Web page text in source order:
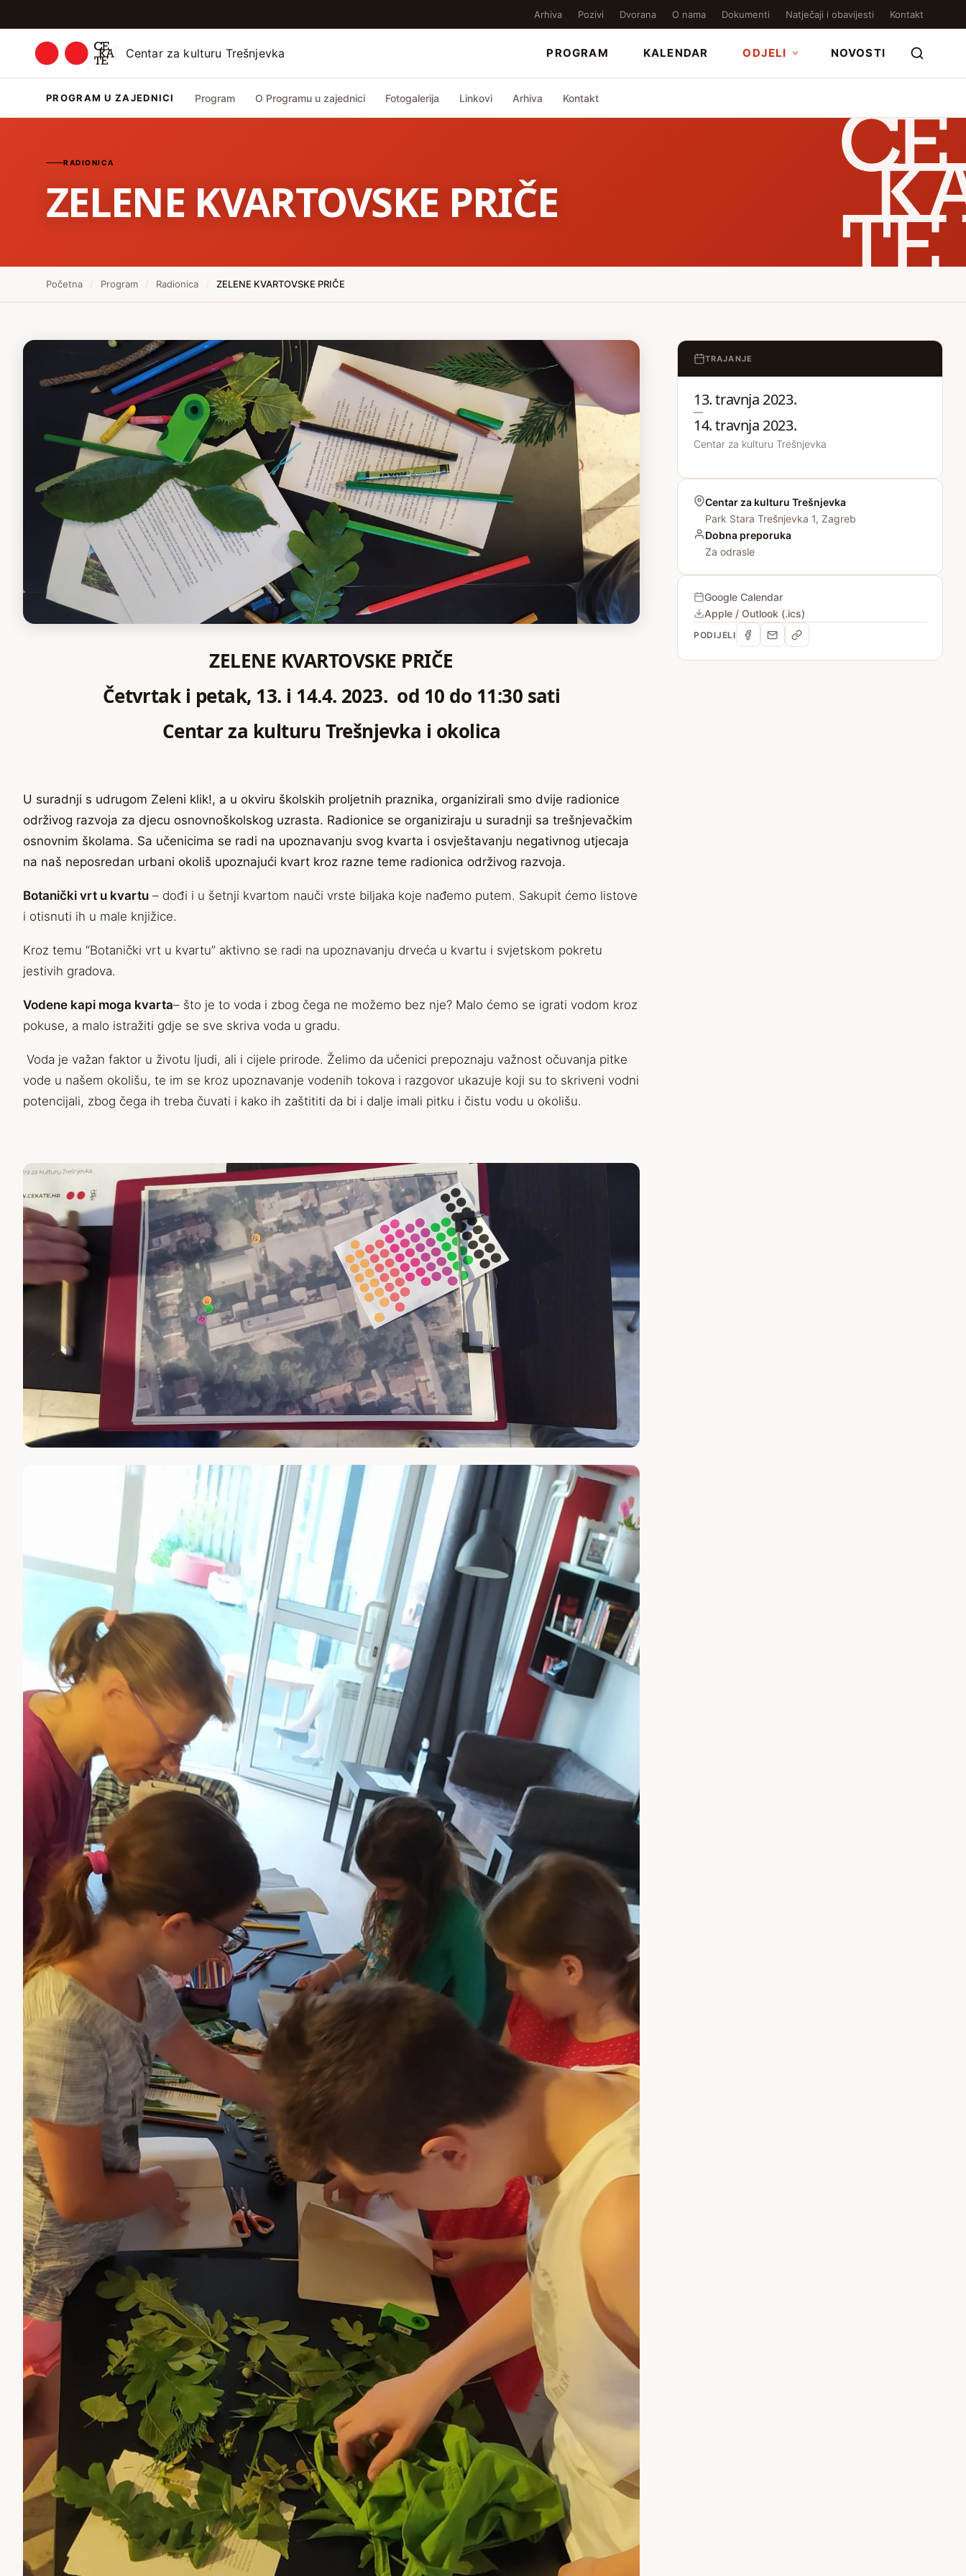
Arhiva Pozivi Dvorana O nama Dokumenti Natječaji i obavijesti Kontakt
Centar za kulturu Trešnjevka PROGRAM KALENDAR ODJELI NOVOSTI
PROGRAM U ZAJEDNICI Program O Programu u zajednici Fotogalerija Linkovi Arhiva Kontakt
RADIONICA
ZELENE KVARTOVSKE PRIČE
Početna / Program / Radionica / ZELENE KVARTOVSKE PRIČE
ZELENE KVARTOVSKE PRIČE
Četvrtak i petak, 13. i 14.4. 2023. od 10 do 11:30 sati
Centar za kulturu Trešnjevka i okolica
U suradnji s udrugom Zeleni klik!, a u okviru školskih proljetnih praznika, organizirali smo dvije radionice
održivog razvoja za djecu osnovnoškolskog uzrasta. Radionice se organiziraju u suradnji sa trešnjevačkim
osnovnim školama. Sa učenicima se radi na upoznavanju svog kvarta i osvještavanju negativnog utjecaja
na naš neposredan urbani okoliš upoznajući kvart kroz razne teme radionica održivog razvoja.
Botanički vrt u kvartu – dođi i u šetnji kvartom nauči vrste biljaka koje nađemo putem. Sakupit ćemo listove
i otisnuti ih u male knjižice.
Kroz temu “Botanički vrt u kvartu” aktivno se radi na upoznavanju drveća u kvartu i svjetskom pokretu
jestivih gradova.
Vodene kapi moga kvarta– što je to voda i zbog čega ne možemo bez nje? Malo ćemo se igrati vodom kroz
pokuse, a malo istražiti gdje se sve skriva voda u gradu.
Voda je važan faktor u životu ljudi, ali i cijele prirode. Želimo da učenici prepoznaju važnost očuvanja pitke
vode u našem okolišu, te im se kroz upoznavanje vodenih tokova i razgovor ukazuje koji su to skriveni vodni
potencijali, zbog čega ih treba čuvati i kako ih zaštititi da bi i dalje imali pitku i čistu vodu u okolišu.
TRAJANJE
13. travnja 2023.
—
14. travnja 2023.
Centar za kulturu Trešnjevka
Centar za kulturu Trešnjevka
Park Stara Trešnjevka 1, Zagreb
Dobna preporuka
Za odrasle
Google Calendar
Apple / Outlook (.ics)
PODIJELI